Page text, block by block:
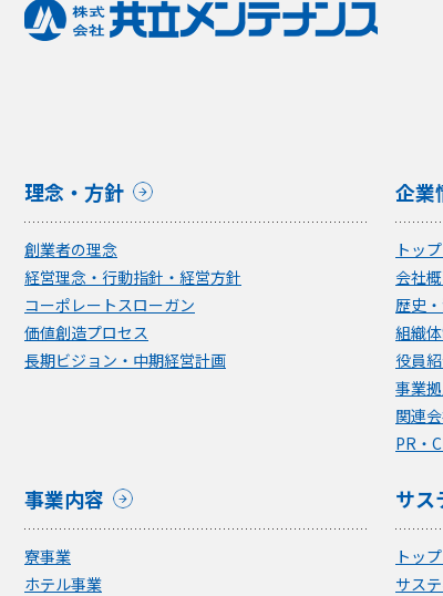
理念・方針
創業者の理念
経営理念・行動指針・経営方針
コーポレートスローガン
価値創造プロセス
長期ビジョン・中期経営計画
企業
トッ
会社
歴史
組織
役員
事業
関連
PR・
事業内容
寮事業
ホテル事業
サス
トッ
サス